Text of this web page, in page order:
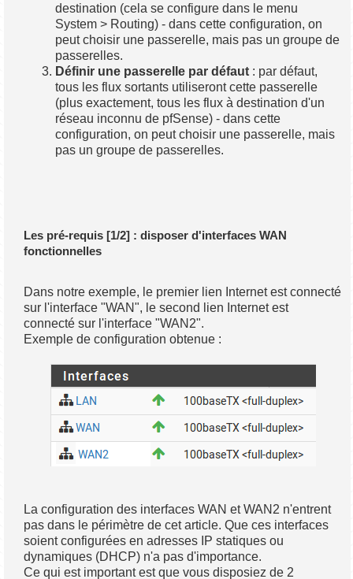
destination (cela se configure dans le menu
System > Routing) - dans cette configuration, on
peut choisir une passerelle, mais pas un groupe de
passerelles.
Définir une passerelle par défaut : par défaut,
tous les flux sortants utiliseront cette passerelle
(plus exactement, tous les flux à destination d'un
réseau inconnu de pfSense) - dans cette
configuration, on peut choisir une passerelle, mais
pas un groupe de passerelles.
Les pré-requis [1/2] : disposer d'interfaces WAN
fonctionnelles
Dans notre exemple, le premier lien Internet est connecté
sur l'interface "WAN", le second lien Internet est
connecté sur l'interface "WAN2".
Exemple de configuration obtenue :
La configuration des interfaces WAN et WAN2 n'entrent
pas dans le périmètre de cet article. Que ces interfaces
soient configurées en adresses IP statiques ou
dynamiques (DHCP) n'a pas d'importance.
Ce qui est important est que vous disposiez de 2